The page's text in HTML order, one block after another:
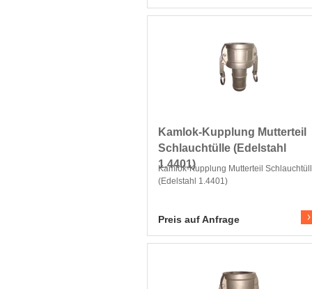
Kamlok-Kupplung Mutterteil
Schlauchtülle (Edelstahl
1.4401)
Kamlok-Kupplung Mutterteil
(Edelstahl 1.4401)
Preis auf Anfrage